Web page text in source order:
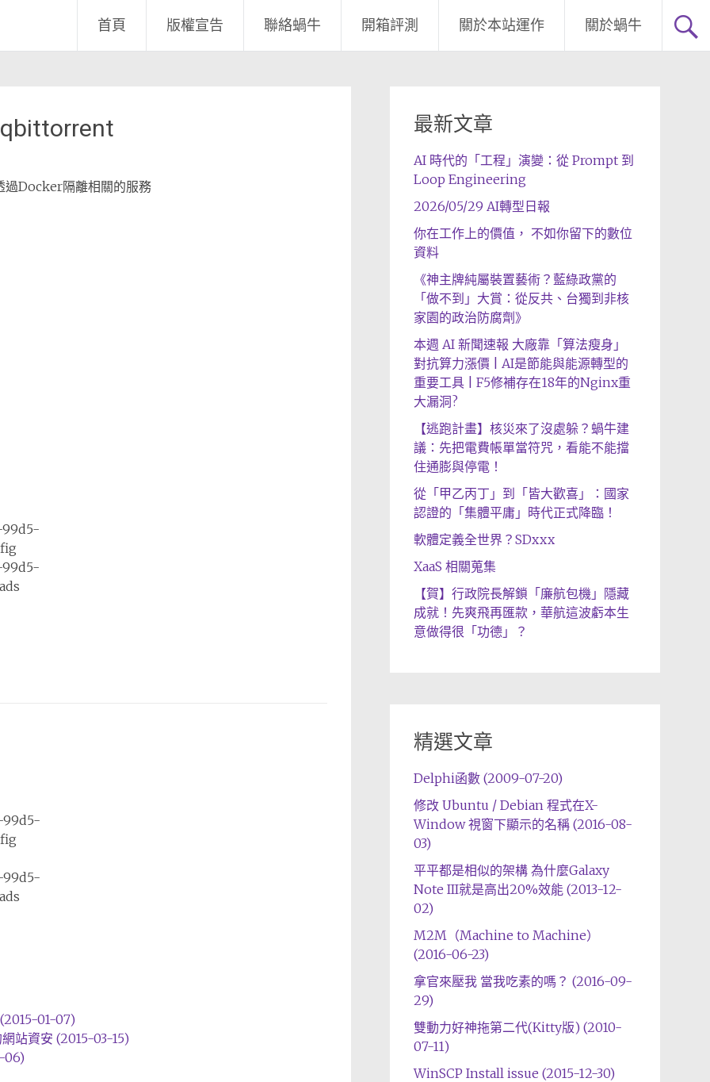
首頁 版權宣告 聯絡蝸牛 開箱評測 關於本站運作 關於蝸牛
Docker隔離相關的服務
01-07)
站資安 (2015-03-15)
06)
最新文章
AI 時代的「工程」演變：從 Prompt 到
Loop Engineering
2026/05/29 AI轉型日報
你在工作上的價值， 不如你留下的數位
資料
《神主牌純屬裝置藝術？藍綠政黨的
「做不到」大賞：從反共、台獨到非核
家園的政治防腐劑》
本週 AI 新聞速報 大廠靠「算法瘦身」
對抗算力漲價 | AI是節能與能源轉型的
重要工具 | F5修補存在18年的Nginx重
大漏洞?
【逃跑計畫】核災來了沒處躲？蝸牛建
議：先把電費帳單當符咒，看能不能擋
住通膨與停電！
從「甲乙丙丁」到「皆大歡喜」：國家
認證的「集體平庸」時代正式降臨！
軟體定義全世界？SDxxx
XaaS 相關蒐集
【賀】行政院長解鎖「廉航包機」隱藏
成就！先爽飛再匯款，華航這波虧本生
意做得很「功德」？
精選文章
Delphi函數 (2009-07-20)
修改 Ubuntu / Debian 程式在X-
Window 視窗下顯示的名稱 (2016-08-
03)
平平都是相似的架構 為什麼Galaxy
Note III就是高出20%效能 (2013-12-
02)
M2M（Machine to Machine）
(2016-06-23)
拿官來壓我 當我吃素的嗎？ (2016-09-
29)
雙動力好神拖第二代(Kitty版) (2010-
07-11)
WinSCP Install issue (2015-12-30)